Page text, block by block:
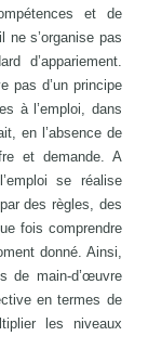
et de
ne s’organise pas
d’appariement.
pas d’un principe
à l’emploi, dans
en l’absence de
et demande. A
se réalise
des règles, des
fois comprendre
donné. Ainsi,
de main-d’œuvre
en termes de
les niveaux